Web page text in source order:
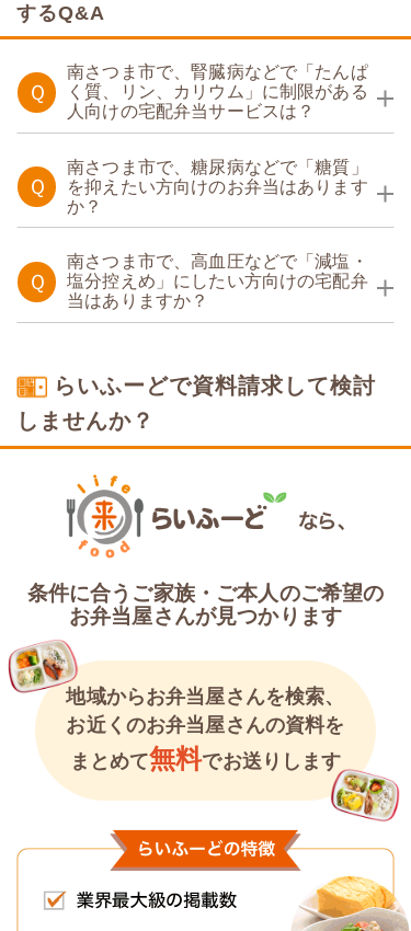
するQ&A
Ｑ
南さつま市で、腎臓病などで「たんぱ
く質、リン、カリウム」に制限がある
人向けの宅配弁当サービスは？
Ｑ
南さつま市で、糖尿病などで「糖質」
を抑えたい方向けのお弁当はあります
か？
Ｑ
南さつま市で、高血圧などで「減塩・
塩分控えめ」にしたい方向けの宅配弁
当はありますか？
らいふーどで資料請求して検討
しませんか？
条件に合うご家族・ご本人のご希望の
お弁当屋さんが見つかります
地域からお弁当屋さんを検索、
お近くのお弁当屋さんの資料を
まとめて無料でお送りします